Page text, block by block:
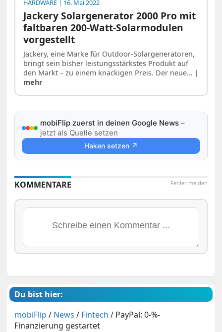
HARDWARE | 16. Mai 2022
Jackery Solargenerator 2000 Pro mit
faltbaren 200-Watt-Solarmodulen
vorgestellt
Jackery, eine Marke für Outdoor-Solargeneratoren,
bringt sein bisher leistungsstärkstes Produkt auf
den Markt – zu einem knackigen Preis. Der neue… |
mehr
mobiFlip zuerst in deinen Google News –
jetzt als Quelle setzen
Haken setzen ↗
Fehler melden
KOMMENTARE
Du bist hier:
mobiFlip / News / Fintech / PayPal: 0-%-
Finanzierung gestartet